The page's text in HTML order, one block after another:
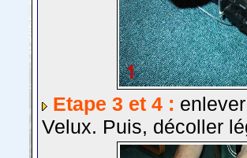
Etape 3 et 4 :
Velux. Puis, décoller